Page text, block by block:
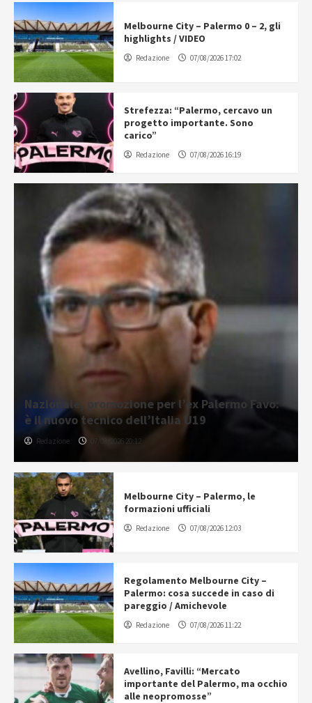
Melbourne City – Palermo 0 – 2, gli
highlights / VIDEO
Redazione 07/08/2026 17:02
Strefezza: “Palermo, cercavo un
progetto importante. Sono
carico”
Redazione 07/08/2026 16:19
Nazionale, promozione per l’ex Palermo Favo:
è il nuovo tecnico dell’Italia U19
Redazione 07/08/2026 20:12
Melbourne City – Palermo, le
formazioni ufficiali
Redazione 07/08/2026 12:03
Regolamento Melbourne City –
Palermo: cosa succede in caso di
pareggio / Amichevole
Redazione 07/08/2026 11:22
Avellino, Favilli: “Mercato
importante del Palermo, ma occhio
alle neopromosse”